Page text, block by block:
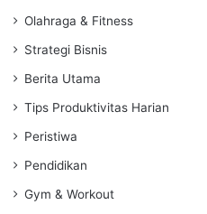
Olahraga & Fitness
Strategi Bisnis
Berita Utama
Tips Produktivitas Harian
Peristiwa
Pendidikan
Gym & Workout